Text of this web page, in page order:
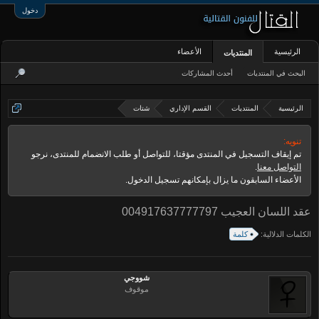
دخول
الرئيسية المنتديات القسم الإداري شتات
تنويه:
تم إيقاف التسجيل في المنتدى مؤقتا، للتواصل أو طلب الانضمام للمنتدى، نرجو
التواصل معنا.
الأعضاء السابقون ما يزال بإمكانهم تسجيل الدخول.
عقد اللسان العجيب 004917637777797
الكلمات الدلالية: كلمة
شووجي
موقوف
الرئيسية المنتديات
البحث في المنتديات أحدث المشاركات
الأعضاء